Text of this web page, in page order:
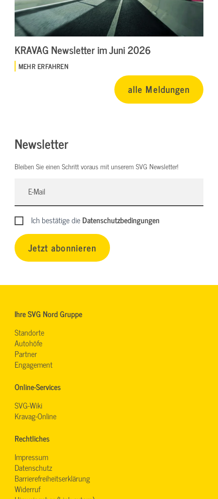
KRAVAG Newsletter im Juni 2026
MEHR ERFAHREN
alle Meldungen
Newsletter
Bleiben Sie einen Schritt voraus mit unserem SVG Newsletter!
Ich bestätige dieDatenschutzbedingungen
Jetzt abonnieren
Ihre SVG Nord Gruppe
Standorte
Autohöfe
Partner
Engagement
Online-Services
SVG-Wiki
Kravag-Online
Rechtliches
Impressum
Datenschutz
Barrierefreiheitserklärung
Widerruf